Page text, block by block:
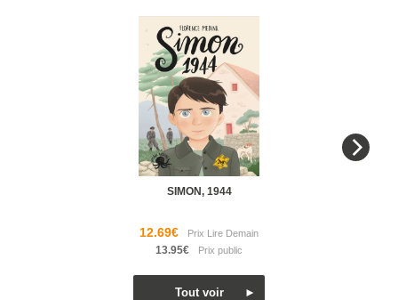
SIMON, 1944
12.69€
13.95€